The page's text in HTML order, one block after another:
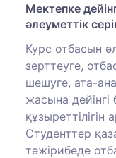
Мектепке
әлеуметтік
Курс отбасын
зерттеуге,
шешуге, ата-
жасына дейінгі
құзыреттілігін
Студенттер
тәжірибеде